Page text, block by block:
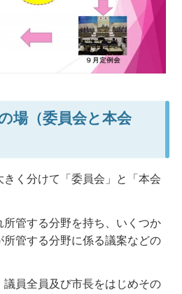
場（委員会と本会
く分けて「委員会」と「本会
所管する分野を持ち、いくつか
管する分野に係る議案などの
員全員及び市長をはじめその